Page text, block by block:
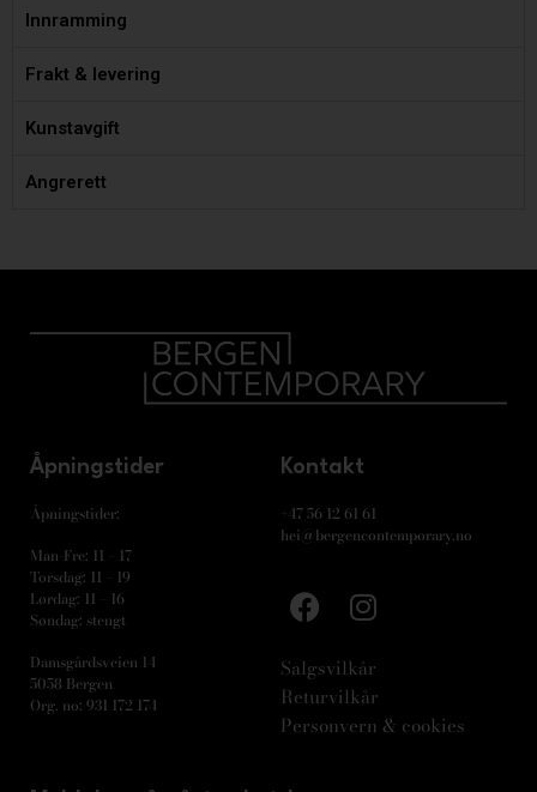
Innramming
Frakt & levering
Kunstavgift
Angrerett
Åpningstider
Åpningstider:
Man-Fre: 11 – 17
Torsdag: 11 – 19
Lørdag: 11 – 16
Søndag: stengt
Damsgårdsveien 14
5058 Bergen
Org. no: 931 172 174
Kontakt
+47 56 12 61 61
hei@bergencontemporary.no
Salgsvilkår
Returvilkår
Personvern & cookies